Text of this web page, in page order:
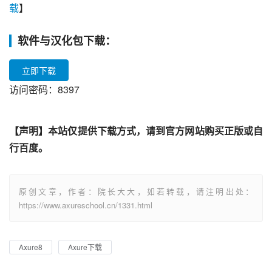
载】
软件与汉化包下载：
立即下载
访问密码：8397
【声明】本站仅提供下载方式，请到官方网站购买正版或自
行百度。
原创文章，作者：院长大大，如若转载，请注明出处：
https://www.axureschool.cn/1331.html
Axure8 Axure下载